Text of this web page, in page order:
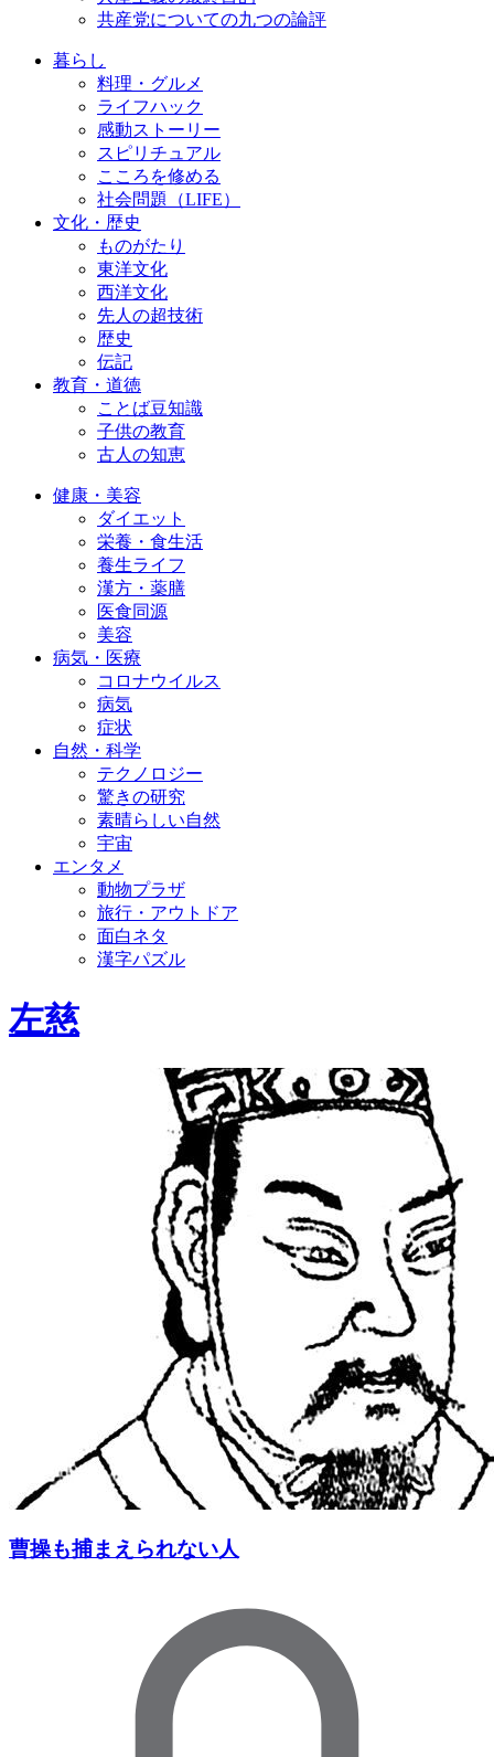
共産党についての九つの論評
暮らし
料理・グルメ
ライフハック
感動ストーリー
スピリチュアル
こころを修める
社会問題（LIFE）
文化・歴史
ものがたり
東洋文化
西洋文化
先人の超技術
歴史
伝記
教育・道徳
ことば豆知識
子供の教育
古人の知恵
健康・美容
ダイエット
栄養・食生活
養生ライフ
漢方・薬膳
医食同源
美容
病気・医療
コロナウイルス
病気
症状
自然・科学
テクノロジー
驚きの研究
素晴らしい自然
宇宙
エンタメ
動物プラザ
旅行・アウトドア
面白ネタ
漢字パズル
左慈
曹操も捕まえられない人